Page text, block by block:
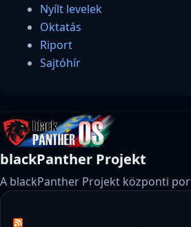
Nyílt levelek
Oktatás
Riport
Sajtóhír
blackPanther Projekt
A blackPanther Projekt központi